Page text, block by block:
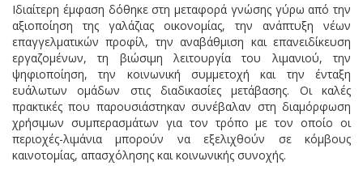
Ιδιαίτερη έμφαση δόθηκε στη μεταφορά γνώσης γύρω από την
αξιοποίηση της γαλάζιας οικονομίας, την ανάπτυξη νέων
επαγγελματικών προφίλ, την αναβάθμιση και επανειδίκευση
εργαζομένων, τη βιώσιμη λειτουργία του λιμανιού, την
ψηφιοποίηση, την κοινωνική συμμετοχή και την ένταξη
ευάλωτων ομάδων στις διαδικασίες μετάβασης. Οι καλές
πρακτικές που παρουσιάστηκαν συνέβαλαν στη διαμόρφωση
χρήσιμων συμπερασμάτων για τον τρόπο με τον οποίο οι
περιοχές-λιμάνια μπορούν να εξελιχθούν σε κόμβους
καινοτομίας, απασχόλησης και κοινωνικής συνοχής.